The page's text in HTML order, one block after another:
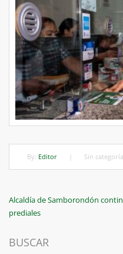
By: Editor Sin categoría
Navegación
de
entradas
Previous
Post
Alcaldía de Samborondón
prediales
BUSCAR